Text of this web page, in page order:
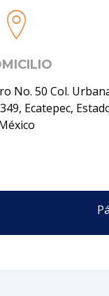
No. 50 Col.
Ecatepec,